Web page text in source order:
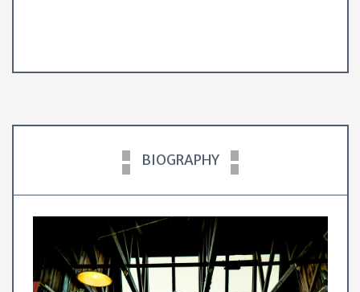
BIOGRAPHY